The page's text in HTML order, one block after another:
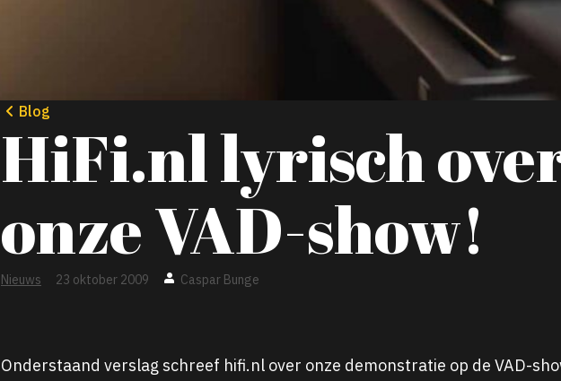
Blog
HiFi.nl lyrisch
onze VAD-show!
Nieuws 23 oktober 2009 Caspar Bunge
Onderstaand verslag schreef hifi.nl over onze demonstratie op de VAD-